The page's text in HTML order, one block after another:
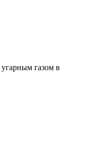
газом в